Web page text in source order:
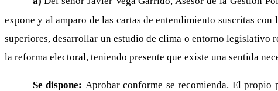
expone y al amparo de las cartas de entendimiento suscritas
superiores, desarrollar un estudio de clima o entorno
la reforma electoral, teniendo presente que existe una sentida
Se dispone: Aprobar conforme se recomienda. El propio